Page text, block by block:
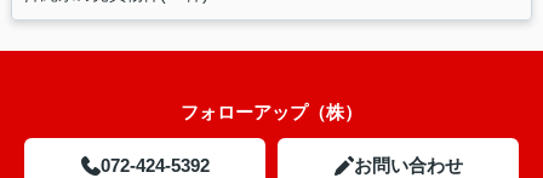
フォローアップ（株）
072-424-5392 お問い合わせ